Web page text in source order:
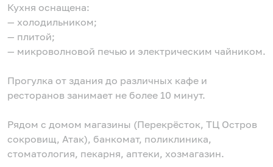
Кухня оснащена:
— холодильником;
— плитой;
— микроволновой печью и электрическим чайником.
Прогулка от здания до различных кафе и
ресторанов занимает не более 10 минут.
Рядом с домом магазины (Перекрёсток, ТЦ Остров
сокровищ, Атак), банкомат, поликлиника,
стоматология, пекарня, аптеки, хозмагазин.